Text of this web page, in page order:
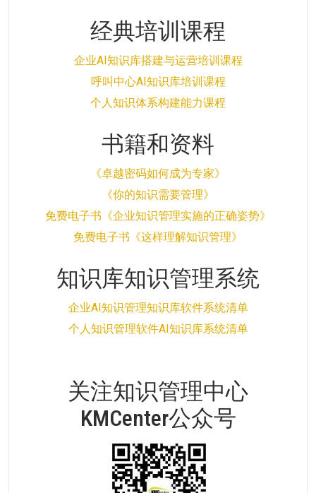
经典培训课程
企业AI知识库搭建与运营培训课程
呼叫中心AI知识库培训课程
个人知识体系构建能力课程
书籍和资料
《卓越密码如何成为专家》
《你的知识需要管理》
免费电子书《企业知识管理实施的正确姿势》
免费电子书《这样理解知识管理》
知识库知识管理系统
企业AI知识管理知识库软件系统清单
个人知识管理软件AI知识库系统清单
关注知识管理中心
KMCenter公众号